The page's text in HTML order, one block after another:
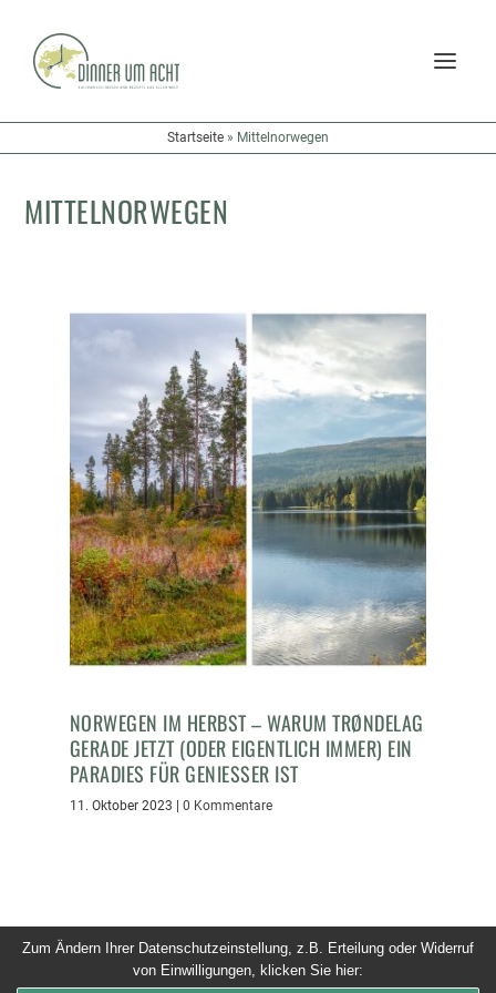
Startseite » Mittelnorwegen
MITTELNORWEGEN
NORWEGEN IM HERBST – WARUM TRØNDELAG
GERADE JETZT (ODER EIGENTLICH IMMER) EIN
PARADIES FÜR GENIESSER IST
11. Oktober 2023 | 0 Kommentare
© 2026 Dinner um Acht. Alle Rechte vorbehalten
Zum Ändern Ihrer Datenschutzeinstellung, z.B. Erteilung oder Widerruf
von Einwilligungen, klicken Sie hier: